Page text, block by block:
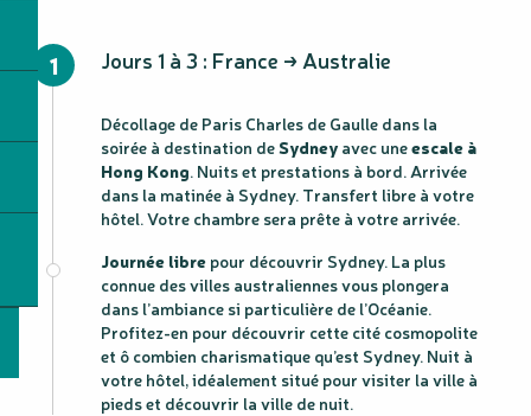
1 Jours 1 à 3 : France → Australie
Décollage de Paris Charles de Gaulle dans la
soirée à destination deSydney avec uneescale à
Hong Kong. Nuits et prestations à bord. Arrivée
dans la matinée à Sydney. Transfert libre à votre
hôtel. Votre chambre sera prête à votre arrivée.
Journée libre pour découvrir Sydney. La plus
connue des villes australiennes vous plongera
dans l’ambiance si particulière de l’Océanie.
Profitez-en pour découvrir cette cité cosmopolite
et ô combien charismatique qu’est Sydney. Nuit à
votre hôtel, idéalement situé pour visiter la ville à
pieds et découvrir la ville de nuit.